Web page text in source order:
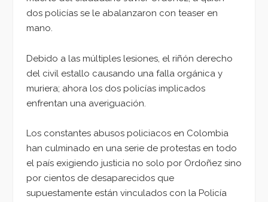
dos policías se le abalanzaron con teaser en
mano.
Debido a las múltiples lesiones, el riñón derecho
del civil estallo causando una falla orgánica y
muriera; ahora los dos policías implicados
enfrentan una averiguación.
Los constantes abusos policiacos en Colombia
han culminado en una serie de protestas en todo
el país exigiendo justicia no solo por Ordoñez sino
por cientos de desaparecidos que
supuestamente están vinculados con la Policía